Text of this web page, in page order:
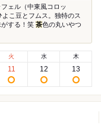
ェル（中東風コロッ
こ豆とフムス。独特のス
する！笑 茶色の丸いやつ
火
11
水
12
木
13